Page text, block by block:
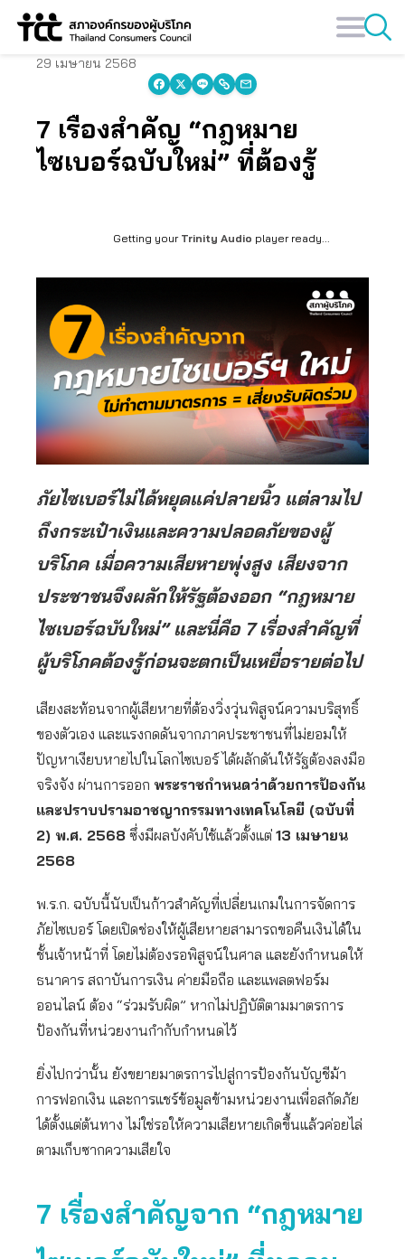
Skip
29 เมษายน 2568
7 เรื่องสำคัญ “กฎหมาย
ไซเบอร์ฉบับใหม่” ที่ต้องรู้
Getting your Trinity Audio player ready...
ภัยไซเบอร์ไม่ได้หยุดแค่ปลายนิ้ว แต่ลามไป
ถึงกระเป๋าเงินและความปลอดภัยของผู้
บริโภค เมื่อความเสียหายพุ่งสูง เสียงจาก
ประชาชนจึงผลักให้รัฐต้องออก “กฎหมาย
ไซเบอร์ฉบับใหม่” และนี่คือ 7 เรื่องสำคัญที่
ผู้บริโภคต้องรู้ก่อนจะตกเป็นเหยื่อรายต่อไป
เสียงสะท้อนจากผู้เสียหายที่ต้องวิ่งวุ่นพิสูจน์ความบริสุทธิ์
ของตัวเอง และแรงกดดันจากภาคประชาชนที่ไม่ยอมให้
ปัญหาเงียบหายไปในโลกไซเบอร์ ได้ผลักดันให้รัฐต้องลงมือ
จริงจัง ผ่านการออก พระราชกำหนดว่าด้วยการป้องกัน
และปราบปรามอาชญากรรมทางเทคโนโลยี (ฉบับที่
2) พ.ศ. 2568 ซึ่งมีผลบังคับใช้แล้วตั้งแต่ 13 เมษายน
2568
พ.ร.ก. ฉบับนี้นับเป็นก้าวสำคัญที่เปลี่ยนเกมในการจัดการ
ภัยไซเบอร์ โดยเปิดช่องให้ผู้เสียหายสามารถขอคืนเงินได้ใน
ชั้นเจ้าหน้าที่ โดยไม่ต้องรอพิสูจน์ในศาล และยังกำหนดให้
ธนาคาร สถาบันการเงิน ค่ายมือถือ และแพลตฟอร์ม
ออนไลน์ ต้อง “ร่วมรับผิด” หากไม่ปฏิบัติตามมาตรการ
ป้องกันที่หน่วยงานกำกับกำหนดไว้
ยิ่งไปกว่านั้น ยังขยายมาตรการไปสู่การป้องกันบัญชีม้า
การฟอกเงิน และการแชร์ข้อมูลข้ามหน่วยงานเพื่อสกัดภัย
ได้ตั้งแต่ต้นทาง ไม่ใช่รอให้ความเสียหายเกิดขึ้นแล้วค่อยไล่
ตามเก็บซากความเสียใจ
7 เรื่องสำคัญจาก “กฎหมาย